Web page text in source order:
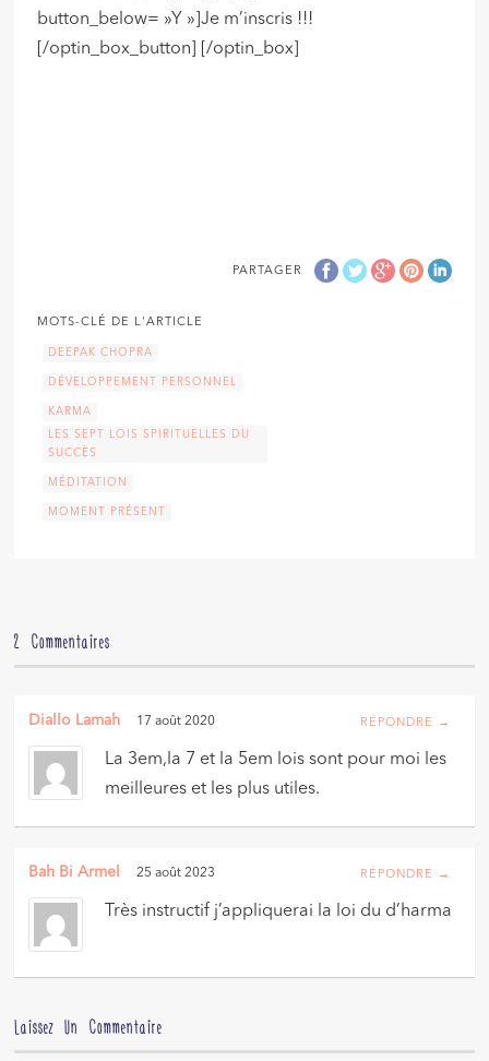
button_below= »Y »]Je m’inscris !!!
[/optin_box_button] [/optin_box]
PARTAGER
MOTS-CLÉ DE L'ARTICLE
DEEPAK CHOPRA
DÉVELOPPEMENT PERSONNEL
KARMA
LES SEPT LOIS SPIRITUELLES DU
SUCCÈS
MÉDITATION
MOMENT PRÉSENT
2 Commentaires
Diallo Lamah 17 août 2020 RÉPONDRE →
La 3em,la 7 et la 5em lois sont pour moi les
meilleures et les plus utiles.
Bah Bi Armel 25 août 2023 RÉPONDRE →
Très instructif j’appliquerai la loi du d’harma
Laissez Un Commentaire